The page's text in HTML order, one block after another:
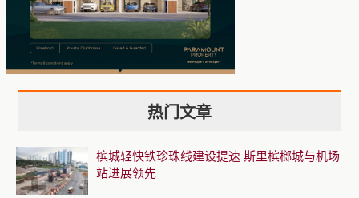
热门文章
槟城轻快铁珍珠线建设提速 斯里槟榔城与机场
站进展领先